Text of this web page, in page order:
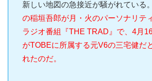
新しい地図の急接近が騒がれている。
の稲垣吾郎が月・火のパーソナリテ
ラジオ番組『THE TRAD』で、4月
がTOBEに所属する元V6の三宅健だ
れたのだ。